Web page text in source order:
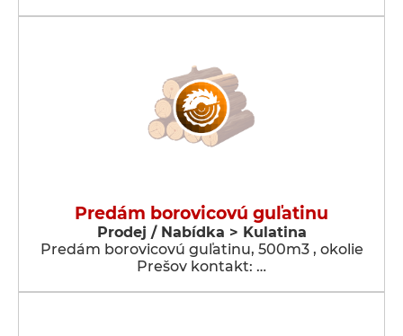
Predám borovicovú guľatinu
Prodej / Nabídka > Kulatina
Predám borovicovú guľatinu, 500m3 , okolie
Prešov kontakt: …